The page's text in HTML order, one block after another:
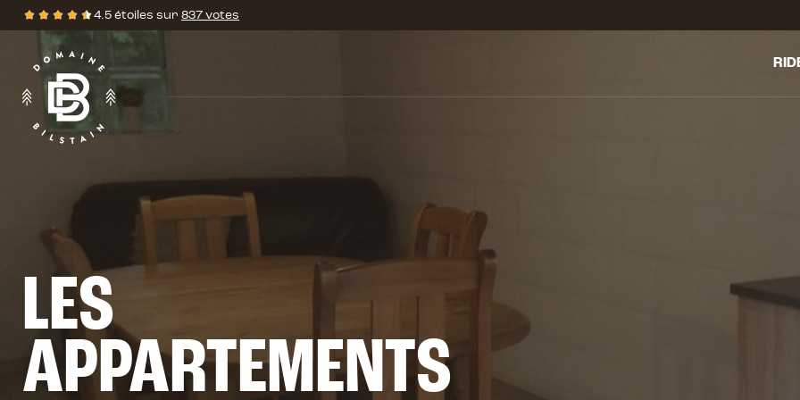
LES
APPARTEMENTS
Évalutations 4.5 étoiles sur 837 votes